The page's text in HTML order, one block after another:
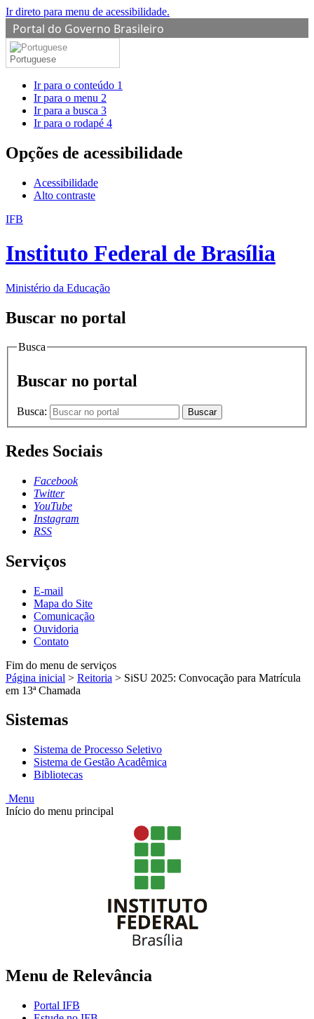
Ir direto para menu de acessibilidade.
Portal do Governo Brasileiro
Portuguese
Ir para o conteúdo 1
Ir para o menu 2
Ir para a busca 3
Ir para o rodapé 4
Opções de acessibilidade
Acessibilidade
Alto contraste
IFB
Instituto Federal de Brasília
Ministério da Educação
Buscar no portal
Busca
Buscar no portal
Busca: Buscar
Redes Sociais
Facebook
Twitter
YouTube
Instagram
RSS
Serviços
E-mail
Mapa do Site
Comunicação
Ouvidoria
Contato
Fim do menu de serviços
Página inicial > Reitoria > SiSU 2025: Convocação para Matrícula
em 13ª Chamada
Sistemas
Sistema de Processo Seletivo
Sistema de Gestão Acadêmica
Bibliotecas
Menu
Início do menu principal
Menu de Relevância
Portal IFB